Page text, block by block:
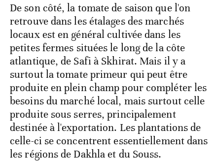
De son côté, la tomate de saison que l'on
retrouve dans les étalages des marchés
locaux est en général cultivée dans les
petites fermes situées le long de la côte
atlantique, de Safi à Skhirat. Mais il y a
surtout la tomate primeur qui peut être
produite en plein champ pour compléter les
besoins du marché local, mais surtout celle
produite sous serres, principalement
destinée à l'exportation. Les plantations de
celle-ci se concentrent essentiellement dans
les régions de Dakhla et du Souss.